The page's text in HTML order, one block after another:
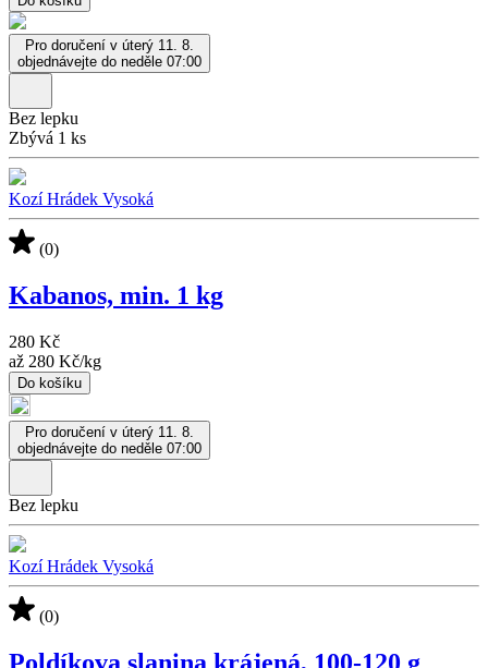
Pro doručení v úterý 11. 8.
objednávejte do neděle 07:00
Bez lepku
Zbývá 1 ks
Kozí Hrádek Vysoká
(0)
Kabanos, min. 1 kg
280 Kč
až 280 Kč/kg
Do košíku
Pro doručení v úterý 11. 8.
objednávejte do neděle 07:00
Bez lepku
Kozí Hrádek Vysoká
(0)
Poldíkova slanina krájená, 100-120 g